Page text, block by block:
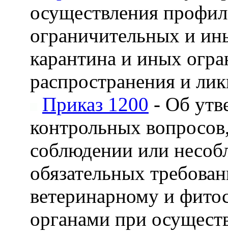
осуществления
ограничительных и
карантина и иных
распространения и
Приказ 1200 - Об
контрольных
соблюдении или
обязательных
ветеринарному и
органами при